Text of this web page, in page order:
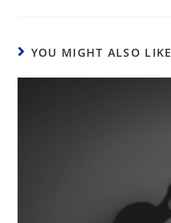
YOU MIGHT ALSO LIKE